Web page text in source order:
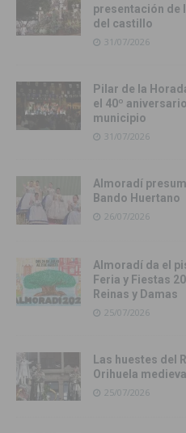
presentación de
del castillo
31/07/2026
Pilar de la
el 40º
municipio
31/07/2026
Almoradí
Bando Huertano
26/07/2026
Almoradí da el
Feria y Fiestas
Reinas y Damas
25/07/2026
Las huestes del
Orihuela
25/07/2026